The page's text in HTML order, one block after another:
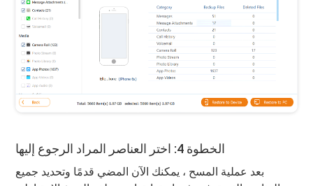
الخطوة 4: اختر العناصر المراد الرجوع إليها
بعد عملية المسح ، يمكنك الآن المضي قدمًا وتحديد جميع